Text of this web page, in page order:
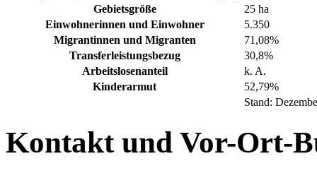
Gebietsgröße
25 ha
Einwohnerinnen und Einwohner
5.350
Migrantinnen und Migranten
71,08%
Transferleistungsbezug
30,8%
Arbeitslosenanteil
k. A.
Kinderarmut
52,79%
Stand:
Kontakt und Vor-Ort-